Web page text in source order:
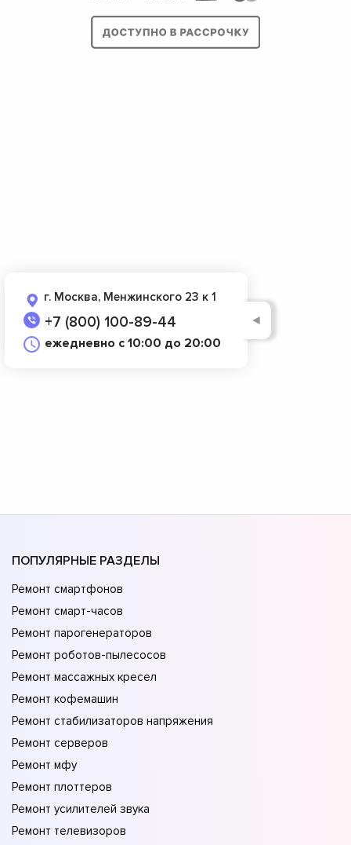
г. Москва, Менжинского 23 к 1
+7 (800) 100-89-44
ежедневно с 10:00 до 20:00
◄
ПОПУЛЯРНЫЕ РАЗДЕЛЫ
Ремонт смартфонов
Ремонт смарт-часов
Ремонт парогенераторов
Ремонт роботов-пылесосов
Ремонт массажных кресел
Ремонт кофемашин
Ремонт стабилизаторов напряжения
Ремонт серверов
Ремонт мфу
Ремонт плоттеров
Ремонт усилителей звука
Ремонт телевизоров